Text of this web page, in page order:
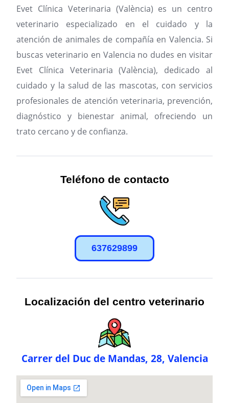
Evet Clínica Veterinaria (València) es un centro
veterinario especializado en el cuidado y la
atención de animales de compañía en Valencia. Si
buscas veterinario en Valencia no dudes en visitar
Evet Clínica Veterinaria (València), dedicado al
cuidado y la salud de las mascotas, con servicios
profesionales de atención veterinaria, prevención,
diagnóstico y bienestar animal, ofreciendo un
trato cercano y de confianza.
Teléfono de contacto
637629899
Localización del centro veterinario
Carrer del Duc de Mandas, 28, Valencia